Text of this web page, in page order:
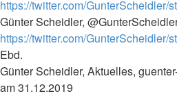
https://twitter.com/
Günter Scheidler,
https://twitter.com/
Ebd.
Günter Scheidler, Aktuelles,
am 31.12.2019